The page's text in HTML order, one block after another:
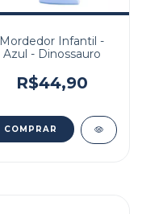
Mordedor Infantil -
Azul - Dinossauro
R$44,90